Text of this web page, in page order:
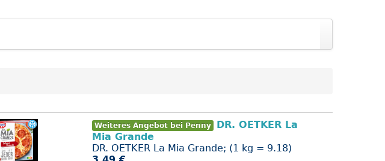
Weiteres Angebot bei Penny
DR. OETKER La
Mia Grande
DR. OETKER La Mia Grande; (1 kg = 9.18)